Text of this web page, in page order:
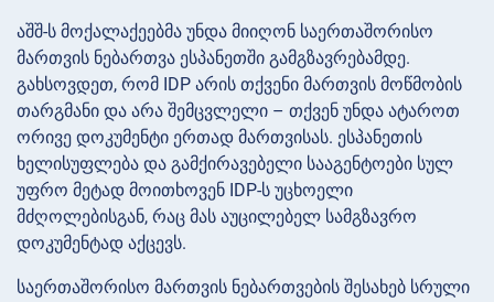
აშშ-ს მოქალაქეებმა უნდა მიიღონ საერთაშორისო
მართვის ნებართვა ესპანეთში გამგზავრებამდე.
გახსოვდეთ, რომ IDP არის თქვენი მართვის მოწმობის
თარგმანი და არა შემცვლელი – თქვენ უნდა ატაროთ
ორივე დოკუმენტი ერთად მართვისას. ესპანეთის
ხელისუფლება და გამქირავებელი სააგენტოები სულ
უფრო მეტად მოითხოვენ IDP-ს უცხოელი
მძღოლებისგან, რაც მას აუცილებელ სამგზავრო
დოკუმენტად აქცევს.
საერთაშორისო მართვის ნებართვების შესახებ სრული